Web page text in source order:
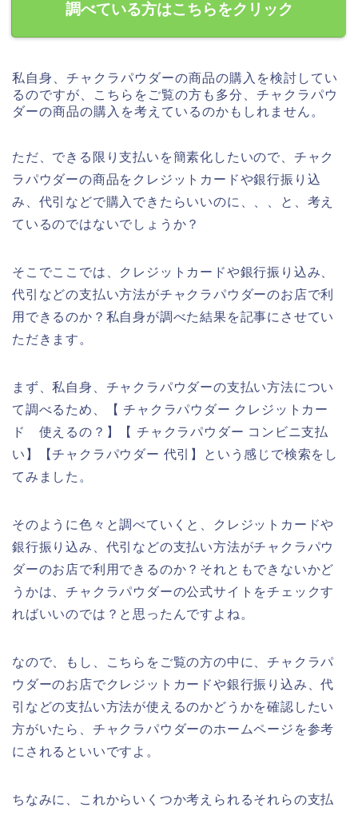
調べている方はこちらをクリック
私自身、チャクラパウダーの商品の購入を検討してい
るのですが、こちらをご覧の方も多分、チャクラパウ
ダーの商品の購入を考えているのかもしれません。
ただ、できる限り支払いを簡素化したいので、チャク
ラパウダーの商品をクレジットカードや銀行振り込
み、代引などで購入できたらいいのに、、、と、考え
ているのではないでしょうか？
そこでここでは、クレジットカードや銀行振り込み、
代引などの支払い方法がチャクラパウダーのお店で利
用できるのか？私自身が調べた結果を記事にさせてい
ただきます。
まず、私自身、チャクラパウダーの支払い方法につい
て調べるため、【 チャクラパウダー クレジットカー
ド 使えるの？】【 チャクラパウダー コンビニ支払
い】【チャクラパウダー 代引】という感じで検索をし
てみました。
そのように色々と調べていくと、クレジットカードや
銀行振り込み、代引などの支払い方法がチャクラパウ
ダーのお店で利用できるのか？それともできないかど
うかは、チャクラパウダーの公式サイトをチェックす
ればいいのでは？と思ったんですよね。
なので、もし、こちらをご覧の方の中に、チャクラパ
ウダーのお店でクレジットカードや銀行振り込み、代
引などの支払い方法が使えるのかどうかを確認したい
方がいたら、チャクラパウダーのホームページを参考
にされるといいですよ。
ちなみに、これからいくつか考えられるそれらの支払